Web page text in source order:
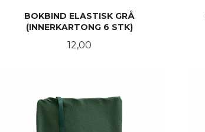
BOKBIND ELASTISK GRÅ
(INNERKARTONG 6 STK)
Pris
12,00